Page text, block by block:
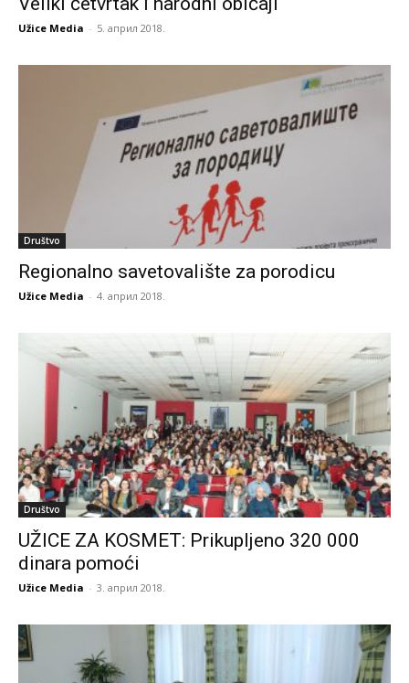
Užice Media - 5. април 2018.
Društvo
Regionalno savetovalište za porodicu
Užice Media - 4. април 2018.
Društvo
UŽICE ZA KOSMET: Prikupljeno 320 000
dinara pomoći
Užice Media - 3. април 2018.